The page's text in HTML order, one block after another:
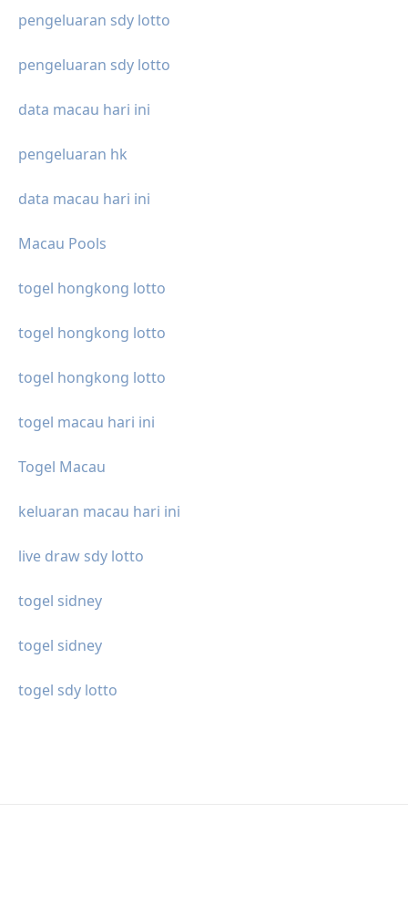
pengeluaran sdy lotto
pengeluaran sdy lotto
data macau hari ini
pengeluaran hk
data macau hari ini
Macau Pools
togel hongkong lotto
togel hongkong lotto
togel hongkong lotto
togel macau hari ini
Togel Macau
keluaran macau hari ini
live draw sdy lotto
togel sidney
togel sidney
togel sdy lotto